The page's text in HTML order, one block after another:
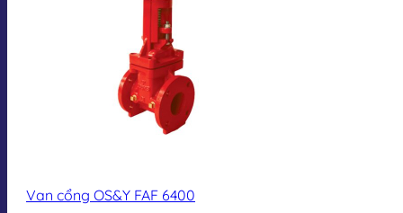
Van cổng OS&Y FAF 6400